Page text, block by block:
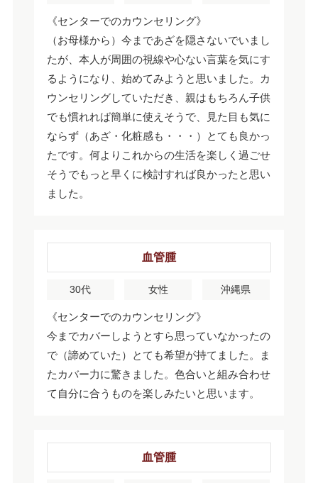
《センターでのカウンセリング》
（お母様から）今まであざを隠さないでいまし
たが、本人が周囲の視線や心ない言葉を気にす
るようになり、始めてみようと思いました。カ
ウンセリングしていただき、親はもちろん子供
でも慣れれば簡単に使えそうで、見た目も気に
ならず（あざ・化粧感も・・・）とても良かっ
たです。何よりこれからの生活を楽しく過ごせ
そうでもっと早くに検討すれば良かったと思い
ました。
血管腫
30代 女性 沖縄県
《センターでのカウンセリング》
今までカバーしようとすら思っていなかったの
で（諦めていた）とても希望が持てました。ま
たカバー力に驚きました。色合いと組み合わせ
て自分に合うものを楽しみたいと思います。
血管腫